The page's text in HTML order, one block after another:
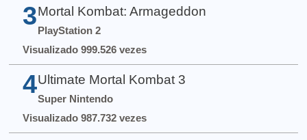
3 Mortal Kombat: Armageddon
PlayStation 2
Visualizado 999.526 vezes
4 Ultimate Mortal Kombat 3
Super Nintendo
Visualizado 987.732 vezes